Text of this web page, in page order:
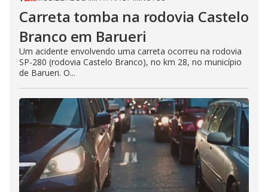
Carreta tomba na rodovia Castelo
Branco em Barueri
Um acidente envolvendo uma carreta ocorreu na rodovia
SP-280 (rodovia Castelo Branco), no km 28, no município
de Barueri. O...